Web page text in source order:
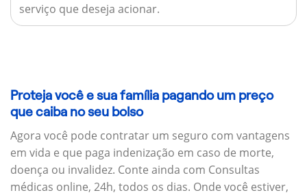
serviço que deseja acionar.
Proteja você e sua família pagando um preço
que caiba no seu bolso
Agora você pode contratar um seguro com vantagens
em vida e que paga indenização em caso de morte,
doença ou invalidez. Conte ainda com Consultas
médicas online, 24h, todos os dias. Onde você estiver,